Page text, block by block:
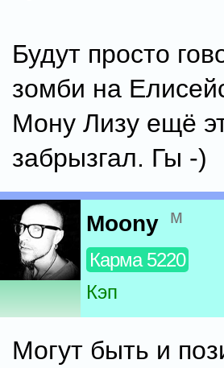
Будут просто
зомби на
Мону Лизу ещё
забрызгал. Гы -)
Moony м
Карма 5220
Кэп
Могут быть и